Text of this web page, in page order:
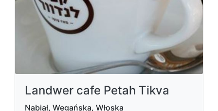
Landwer cafe Petah Tikva
Nabiał, Wegańska, Włoska